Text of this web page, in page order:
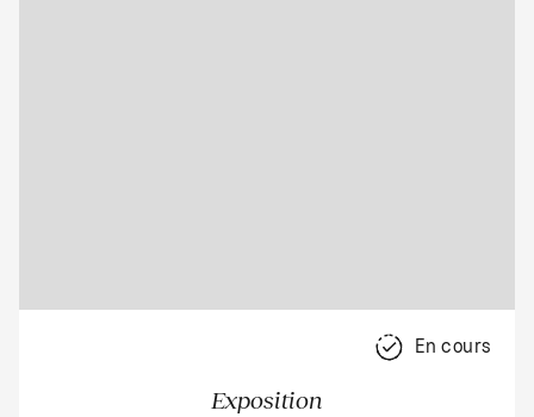
En cours
Exposition